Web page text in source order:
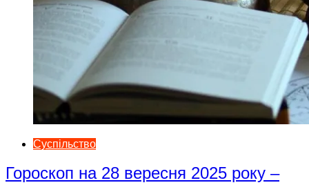
Суспільство
Гороскоп на 28 вересня 2025 року –